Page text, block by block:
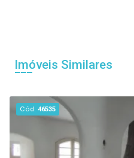
Imóveis Similares
Cód.46535